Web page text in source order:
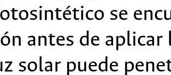
se
antes de
solar puede